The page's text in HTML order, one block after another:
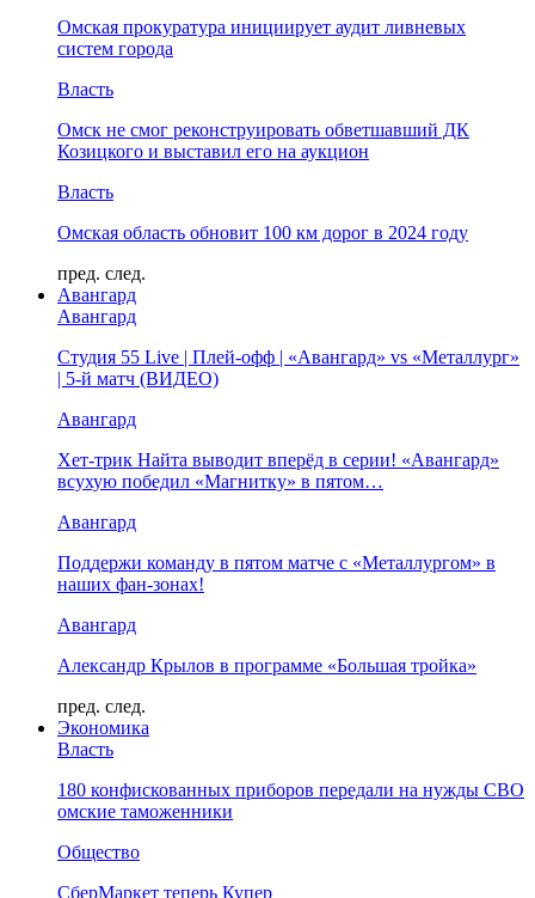
Омская прокуратура инициирует аудит ливневых
систем города
Власть
Омск не смог реконструировать обветшавший ДК
Козицкого и выставил его на аукцион
Власть
Омская область обновит 100 км дорог в 2024 году
пред. след.
Авангард
Авангард
Студия 55 Live | Плей-офф | «Авангард» vs «Металлург»
| 5-й матч (ВИДЕО)
Авангард
Хет-трик Найта выводит вперёд в серии! «Авангард»
всухую победил «Магнитку» в пятом…
Авангард
Поддержи команду в пятом матче с «Металлургом» в
наших фан-зонах!
Авангард
Александр Крылов в программе «Большая тройка»
пред. след.
Экономика
Власть
180 конфискованных приборов передали на нужды СВО
омские таможенники
Общество
СберМаркет теперь Купер